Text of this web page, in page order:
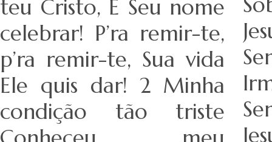
teu Cristo, E Seu nome
celebrar! P’ra remir-te,
p’ra remir-te, Sua vida
Ele quis dar! 2 Minha
condição tão triste